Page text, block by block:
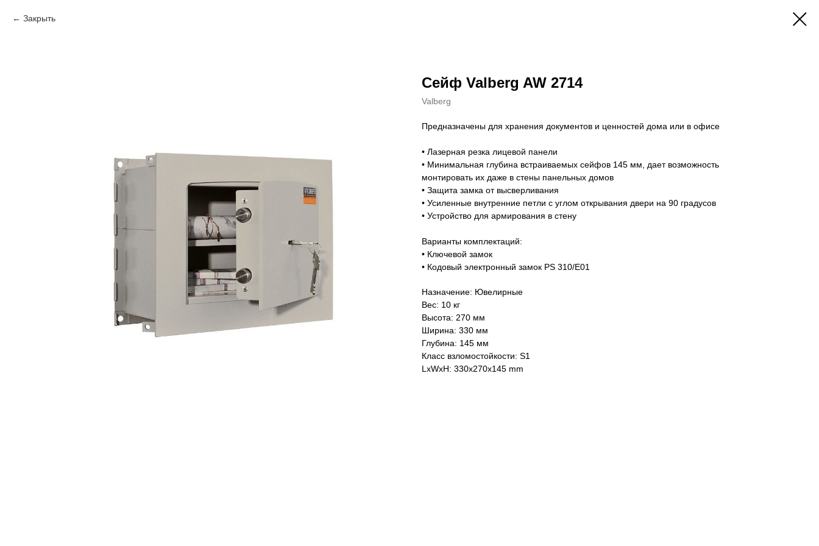
Закрыть
Сейф Valberg AW 2714
Valberg
Предназначены для хранения документов и ценностей дома или в офисе
• Лазерная резка лицевой панели
• Минимальная глубина встраиваемых сейфов 145 мм, дает возможность
монтировать их даже в стены панельных домов
• Защита замка от высверливания
• Усиленные внутренние петли с углом открывания двери на 90 градусов
• Устройство для армирования в стену
Варианты комплектаций:
• Ключевой замок
• Кодовый электронный замок PS 310/E01
Назначение: Ювелирные
Вес: 10 кг
Высота: 270 мм
Ширина: 330 мм
Глубина: 145 мм
Класс взломостойкости: S1
LxWxH: 330x270x145 mm